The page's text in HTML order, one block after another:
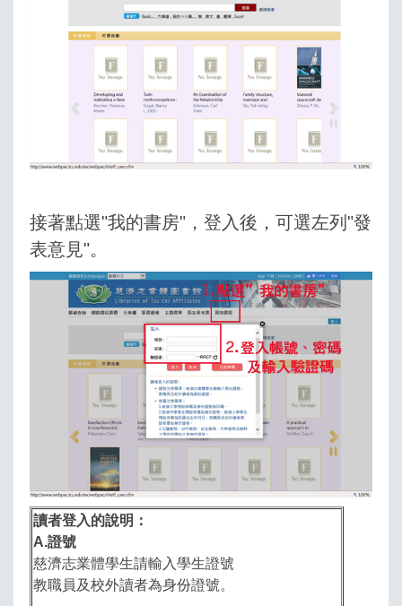
接著點選"我的書房"，登入後，可選左列"發
表意見"。
讀者登入的說明：
A.證號
慈濟志業體學生請輸入學生證號
教職員及校外讀者為身份證號。